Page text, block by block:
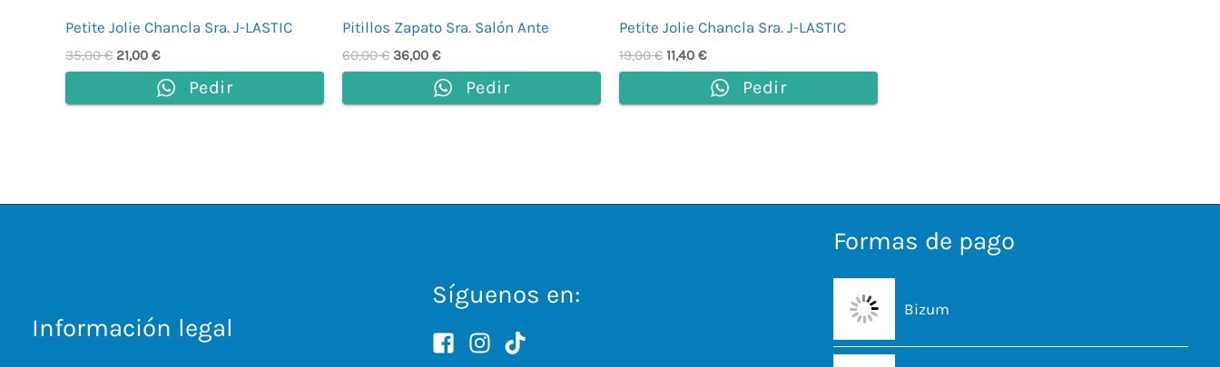
Petite Jolie Chancla Sra. J-LASTIC
35,00€ 21,00 €
Pedir
Pitillos Zapato Sra. Salón Ante
60,00€ 36,00 €
Pedir
Petite Jolie Chancla Sra. J-LASTIC
19,00€ 11,40 €
Pedir
Información legal
Síguenos en:
Formas de pago
Bizum